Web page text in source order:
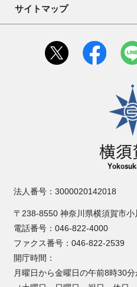
サイトマップ
横須賀市
法人番号：3000020142018
〒238-8550 神奈川県横須賀市小
電話番号：046-822-4000
ファクス番号：046-822-2539
開庁時間：
月曜日から金曜日の午前8時30